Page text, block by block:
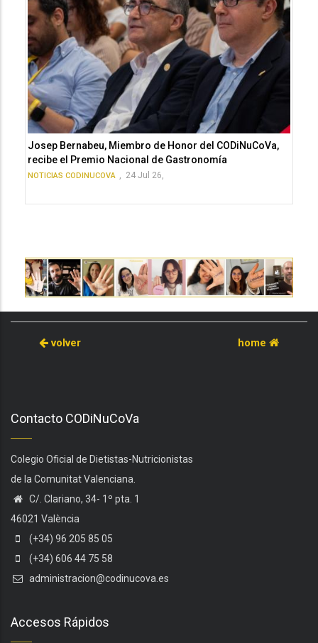
Josep Bernabeu, Miembro de Honor del CODiNuCoVa,
recibe el Premio Nacional de Gastronomía
NOTICIAS CODINUCOVA 24 Jul 26,
volver home
Contacto CODiNuCoVa
Colegio Oficial de Dietistas-Nutricionistas
de la Comunitat Valenciana.
C/. Clariano, 34- 1º pta. 1
46021 València
(+34) 96 205 85 05
(+34) 606 44 75 58
administracion@codinucova.es
Accesos Rápidos